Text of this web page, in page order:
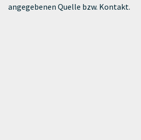
angegebenen Quelle bzw. Kontakt.